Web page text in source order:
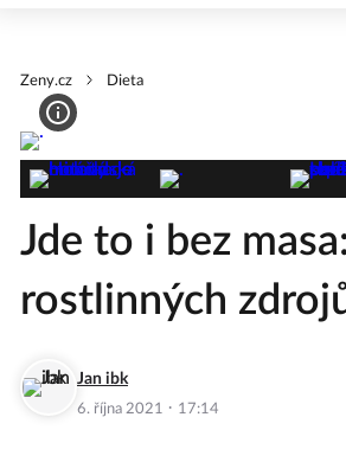
Zeny.cz Dieta
Jde to i bez
rostlinných
Jan ibk
6. října 2021 · 17:14